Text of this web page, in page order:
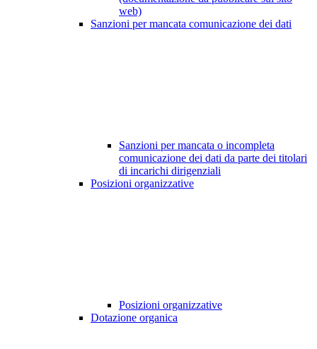
web)
Sanzioni per mancata comunicazione dei dati
Sanzioni per mancata o incompleta
comunicazione dei dati da parte dei titolari
di incarichi dirigenziali
Posizioni organizzative
Posizioni organizzative
Dotazione organica